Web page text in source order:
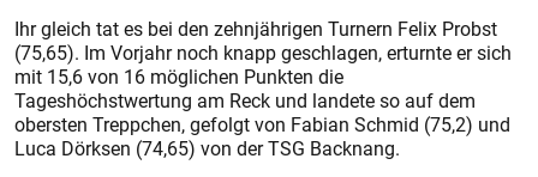
Ihr gleich tat es bei den zehnjährigen Turnern Felix Probst
(75,65). Im Vorjahr noch knapp geschlagen, erturnte er sich
mit 15,6 von 16 möglichen Punkten die
Tageshöchstwertung am Reck und landete so auf dem
obersten Treppchen, gefolgt von Fabian Schmid (75,2) und
Luca Dörksen (74,65) von der TSG Backnang.